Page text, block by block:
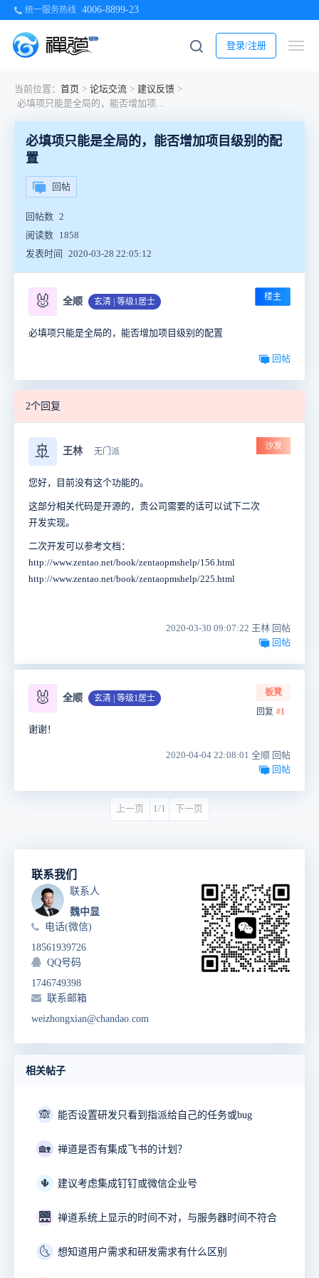
统一服务热线 4006-8899-23
登录/注册
当前位置： 首页 > 论坛交流 > 建议反馈 >
必填项只能是全局的，能否增加项目级别的配置
必填项只能是全局的，能否增加项目级别的配
置
回帖
回帖数 2
阅读数 1858
发表时间
2020-03-28 22:05:12
🐰 全顺 玄清 | 等级1居士 楼主
必填项只能是全局的，能否增加项目级别的配置
回帖
2个回复
🚢 王林 无门派
沙发
您好，目前没有这个功能的。
这部分相关代码是开源的，贵公司需要的话可以试下二次
开发实现。
二次开发可以参考文档：
http://www.zentao.net/book/zentaopmshelp/156.html
http://www.zentao.net/book/zentaopmshelp/225.html
2020-03-30 09:07:22 王林 回帖
回帖
🐰 全顺 玄清 | 等级1居士
板凳
回复 #1
谢谢！
2020-04-04 22:08:01 全顺 回帖
回帖
上一页 1/1 下一页
联系我们
联系人
魏中显
电话(微信)
18561939726
QQ号码
1746749398
联系邮箱
weizhongxian@chandao.com
相关帖子
🙈 能否设置研发只看到指派给自己的任务或bug
🏡 禅道是否有集成飞书的计划？
🌵 建议考虑集成钉钉或微信企业号
🌉 禅道系统上显示的时间不对，与服务器时间不符合
🌜 想知道用户需求和研发需求有什么区别